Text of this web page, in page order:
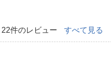
22件のレビュー すべて見る